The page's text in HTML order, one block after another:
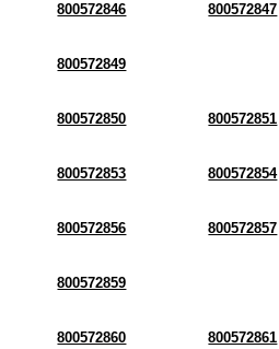
800572846 800572847
800572849
800572850 800572851
800572853 800572854
800572856 800572857
800572859
800572860 800572861